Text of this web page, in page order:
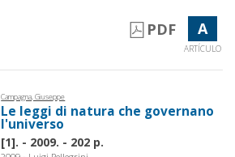
PDF A
ARTÍCULO
Campagna, Giuseppe
Le leggi di natura che governano
l'universo
[1]. - 2009. - 202 p.